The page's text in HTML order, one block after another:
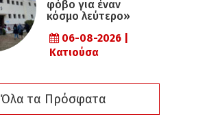
φόβο για έναν
κόσμο λεύτερο»
06-08-2026 |
Κατιούσα
Όλα τα Πρόσφατα